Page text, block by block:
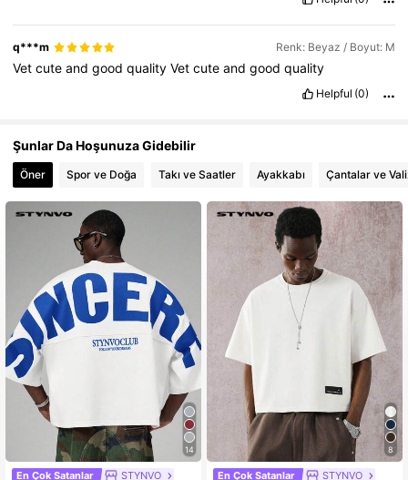
q***m Renk: Beyaz / Boyut: M
VetcuteandgoodqualityVetcuteandgoodquality
Helpful (0)
Şunlar Da Hoşunuza Gidebilir
Öner Spor ve Doğa Takı ve Saatler Ayakkabı Çantalar ve
14
En Çok Satanlar STYNVO
8
En Çok Satanlar STYNVO